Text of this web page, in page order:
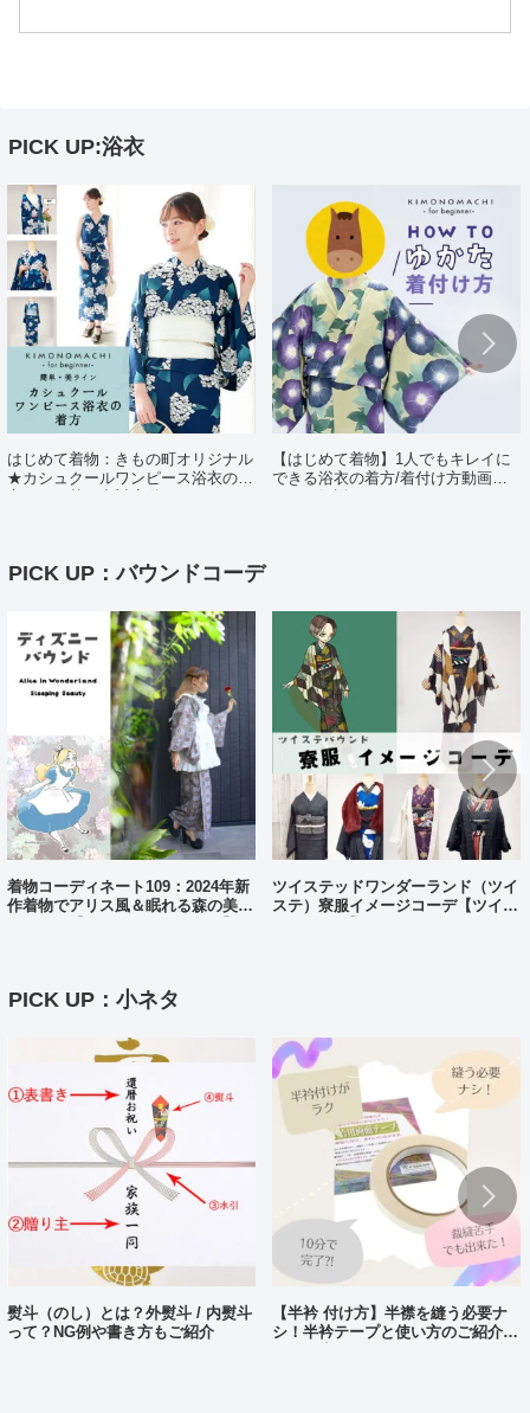
PICK UP:浴衣
はじめて着物：きもの町オリジナル
★カシュクールワンピース浴衣の着
【はじめて着物】1人でもキレイに
できる浴衣の着方/着付け方動画ポ
PICK UP：バウンドコーデ
着物コーディネート109：2024年新
作着物でアリス風＆眠れる森の美女
ツイステッドワンダーランド（ツイ
ステ）寮服イメージコーデ【ツイス
PICK UP：小ネタ
熨斗（のし）とは？外熨斗 / 内熨斗
って？NG例や書き方もご紹介
【半衿 付け方】半襟を縫う必要ナ
シ！半衿テープと使い方のご紹介。